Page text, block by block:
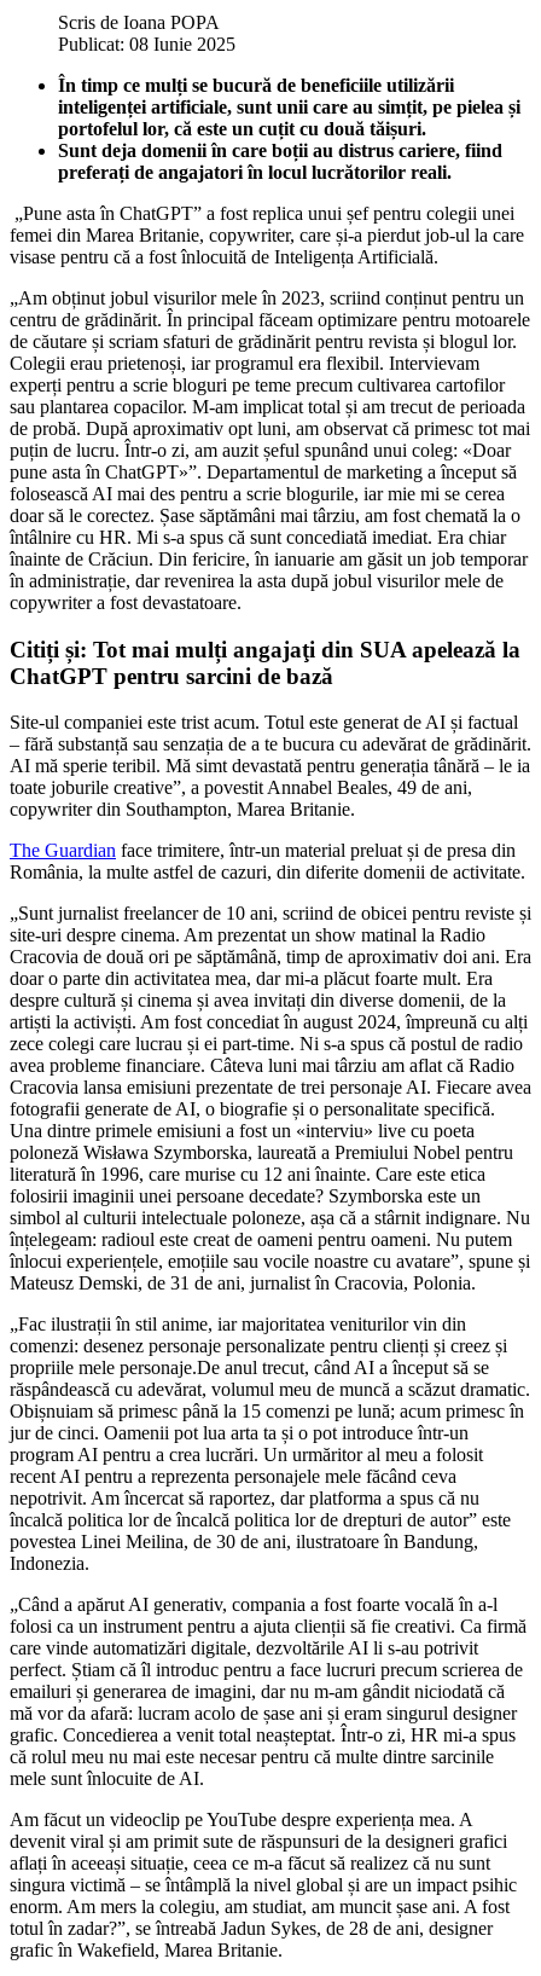
Scris de Ioana POPA
Publicat: 08 Iunie 2025
În timp ce mulți se bucură de beneficiile utilizării
inteligenței artificiale, sunt unii care au simțit, pe pielea și
portofelul lor, că este un cuțit cu două tăișuri.
Sunt deja domenii în care boții au distrus cariere, fiind
preferați de angajatori în locul lucrătorilor reali.
„Pune asta în ChatGPT” a fost replica unui șef pentru colegii unei
femei din Marea Britanie, copywriter, care și-a pierdut job-ul la care
visase pentru că a fost înlocuită de Inteligența Artificială.
„Am obținut jobul visurilor mele în 2023, scriind conținut pentru un
centru de grădinărit. În principal făceam optimizare pentru motoarele
de căutare și scriam sfaturi de grădinărit pentru revista și blogul lor.
Colegii erau prietenoși, iar programul era flexibil. Intervievam
experți pentru a scrie bloguri pe teme precum cultivarea cartofilor
sau plantarea copacilor. M-am implicat total și am trecut de perioada
de probă. După aproximativ opt luni, am observat că primesc tot mai
puțin de lucru. Într-o zi, am auzit șeful spunând unui coleg: «Doar
pune asta în ChatGPT»”. Departamentul de marketing a început să
folosească AI mai des pentru a scrie blogurile, iar mie mi se cerea
doar să le corectez. Șase săptămâni mai târziu, am fost chemată la o
întâlnire cu HR. Mi s-a spus că sunt concediată imediat. Era chiar
înainte de Crăciun. Din fericire, în ianuarie am găsit un job temporar
în administrație, dar revenirea la asta după jobul visurilor mele de
copywriter a fost devastatoare.
Citiți și: Tot mai mulți angajaţi din SUA apelează la
ChatGPT pentru sarcini de bază
Site-ul companiei este trist acum. Totul este generat de AI și factual
– fără substanță sau senzația de a te bucura cu adevărat de grădinărit.
AI mă sperie teribil. Mă simt devastată pentru generația tânără – le ia
toate joburile creative”, a povestit Annabel Beales, 49 de ani,
copywriter din Southampton, Marea Britanie.
The Guardian face trimitere, într-un material preluat și de presa din
România, la multe astfel de cazuri, din diferite domenii de activitate.
„Sunt jurnalist freelancer de 10 ani, scriind de obicei pentru reviste și
site-uri despre cinema. Am prezentat un show matinal la Radio
Cracovia de două ori pe săptămână, timp de aproximativ doi ani. Era
doar o parte din activitatea mea, dar mi-a plăcut foarte mult. Era
despre cultură și cinema și avea invitați din diverse domenii, de la
artiști la activiști. Am fost concediat în august 2024, împreună cu alți
zece colegi care lucrau și ei part-time. Ni s-a spus că postul de radio
avea probleme financiare. Câteva luni mai târziu am aflat că Radio
Cracovia lansa emisiuni prezentate de trei personaje AI. Fiecare avea
fotografii generate de AI, o biografie și o personalitate specifică.
Una dintre primele emisiuni a fost un «interviu» live cu poeta
poloneză Wisława Szymborska, laureată a Premiului Nobel pentru
literatură în 1996, care murise cu 12 ani înainte. Care este etica
folosirii imaginii unei persoane decedate? Szymborska este un
simbol al culturii intelectuale poloneze, așa că a stârnit indignare. Nu
înțelegeam: radioul este creat de oameni pentru oameni. Nu putem
înlocui experiențele, emoțiile sau vocile noastre cu avatare”, spune și
Mateusz Demski, de 31 de ani, jurnalist în Cracovia, Polonia.
„Fac ilustrații în stil anime, iar majoritatea veniturilor vin din
comenzi: desenez personaje personalizate pentru clienți și creez și
propriile mele personaje.De anul trecut, când AI a început să se
răspândească cu adevărat, volumul meu de muncă a scăzut dramatic.
Obișnuiam să primesc până la 15 comenzi pe lună; acum primesc în
jur de cinci. Oamenii pot lua arta ta și o pot introduce într-un
program AI pentru a crea lucrări. Un urmăritor al meu a folosit
recent AI pentru a reprezenta personajele mele făcând ceva
nepotrivit. Am încercat să raportez, dar platforma a spus că nu
încalcă politica lor de încalcă politica lor de drepturi de autor” este
povestea Linei Meilina, de 30 de ani, ilustratoare în Bandung,
Indonezia.
„Când a apărut AI generativ, compania a fost foarte vocală în a-l
folosi ca un instrument pentru a ajuta clienții să fie creativi. Ca firmă
care vinde automatizări digitale, dezvoltările AI li s-au potrivit
perfect. Știam că îl introduc pentru a face lucruri precum scrierea de
emailuri și generarea de imagini, dar nu m-am gândit niciodată că
mă vor da afară: lucram acolo de șase ani și eram singurul designer
grafic. Concedierea a venit total neașteptat. Într-o zi, HR mi-a spus
că rolul meu nu mai este necesar pentru că multe dintre sarcinile
mele sunt înlocuite de AI.
Am făcut un videoclip pe YouTube despre experiența mea. A
devenit viral și am primit sute de răspunsuri de la designeri grafici
aflați în aceeași situație, ceea ce m-a făcut să realizez că nu sunt
singura victimă – se întâmplă la nivel global și are un impact psihic
enorm. Am mers la colegiu, am studiat, am muncit șase ani. A fost
totul în zadar?”, se întreabă Jadun Sykes, de 28 de ani, designer
grafic în Wakefield, Marea Britanie.